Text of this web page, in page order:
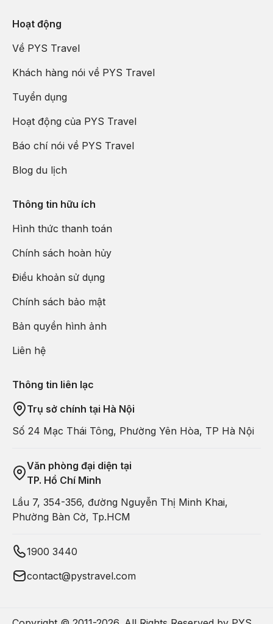
Hoạt động
Về PYS Travel
Khách hàng nói về PYS Travel
Tuyển dụng
Hoạt động của PYS Travel
Báo chí nói về PYS Travel
Blog du lịch
Thông tin hữu ích
Hình thức thanh toán
Chính sách hoàn hủy
Điều khoản sử dụng
Chính sách bảo mật
Bản quyền hình ảnh
Liên hệ
Thông tin liên lạc
Trụ sở chính tại Hà Nội
Số 24 Mạc Thái Tông, Phường Yên Hòa, TP Hà Nội
Văn phòng đại diện tại
TP. Hồ Chí Minh
Lầu 7, 354-356, đường Nguyễn Thị Minh Khai,
Phường Bàn Cờ, Tp.HCM
1900 3440
contact@pystravel.com